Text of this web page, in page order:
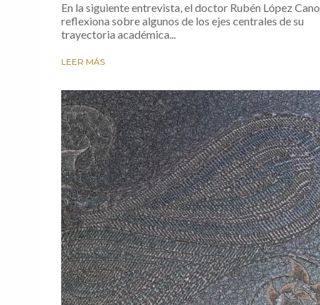
En la siguiente entrevista, el doctor Rubén López Cano
reflexiona sobre algunos de los ejes centrales de su
trayectoria académica...
LEER MÁS